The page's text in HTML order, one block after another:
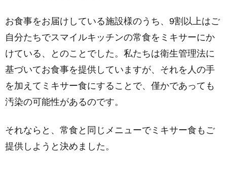
お食事をお届けしている施設様のうち、9割以上はご
自分たちでスマイルキッチンの常食をミキサーにか
けている、とのことでした。私たちは衛生管理法に
基づいてお食事を提供していますが、それを人の手
を加えてミキサー食にすることで、僅かであっても
汚染の可能性があるのです。
それならと、常食と同じメニューでミキサー食もご
提供しようと決めました。